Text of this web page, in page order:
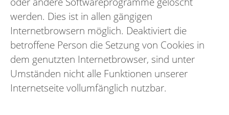
werden. Dies ist in allen gängigen
Internetbrowsern möglich. Deaktiviert die
betroffene Person die Setzung von Cookies in
dem genutzten Internetbrowser, sind unter
Umständen nicht alle Funktionen unserer
Internetseite vollumfänglich nutzbar.